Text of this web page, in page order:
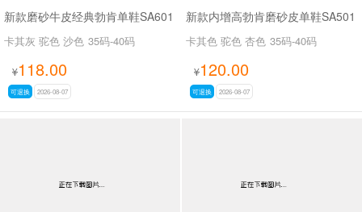
新款磨砂牛皮经典勃肯单鞋SA601
卡其灰 驼色 沙色 35码-40码
¥118.00
可退换 2026-08-07
新款内增高勃肯磨砂皮单鞋SA501
卡其色 驼色 杏色 35码-40码
¥120.00
可退换 2026-08-07